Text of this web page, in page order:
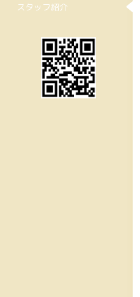
スタッフ紹介